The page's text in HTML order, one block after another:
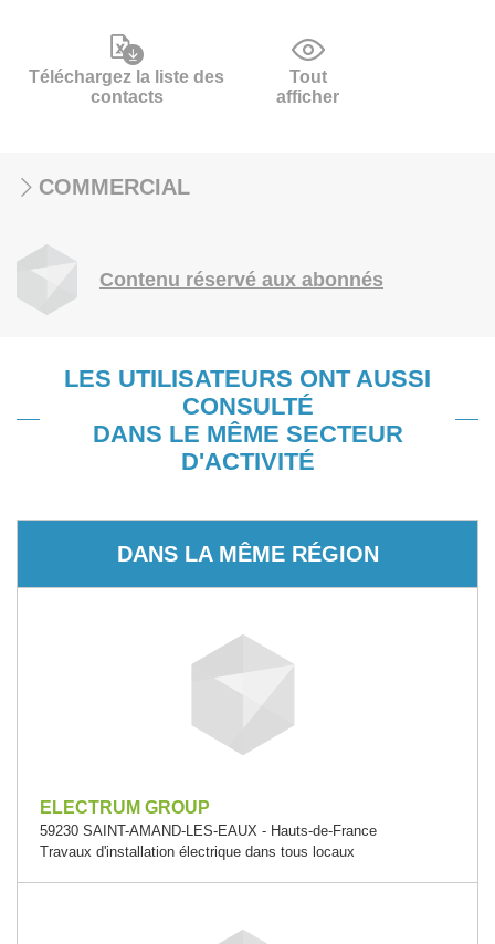
Téléchargez la liste des
contacts
Tout
afficher
COMMERCIAL
Contenu réservé aux abonnés
LES UTILISATEURS ONT AUSSI
CONSULTÉ
DANS LE MÊME SECTEUR
D'ACTIVITÉ
DANS LA MÊME RÉGION
ELECTRUM GROUP
59230 SAINT-AMAND-LES-EAUX - Hauts-de-France
Travaux d'installation électrique dans tous locaux